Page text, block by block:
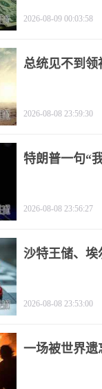
2026-08-09 00:03:58
总统见不到领
2026-08-08 23:59:30
特朗普一句“
2026-08-08 23:56:27
沙特王储、埃
2026-08-08 23:53:00
一场被世界遗